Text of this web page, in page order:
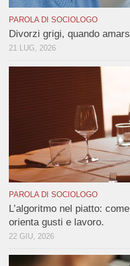
PAROLA DI SOCIOLOGO
Divorzi grigi, quando
21 LUG, 2026
PAROLA DI SOCIOLOGO
L’algoritmo nel piatto:
orienta gusti e lavoro.
22 GIU, 2026